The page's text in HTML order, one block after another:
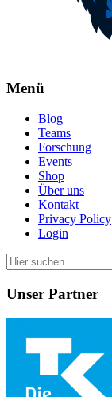
Menü
Blog
Teams
Forschung
Events
Shop
Über uns
Kontakt
Privacy Policy
Login
Unser Partner